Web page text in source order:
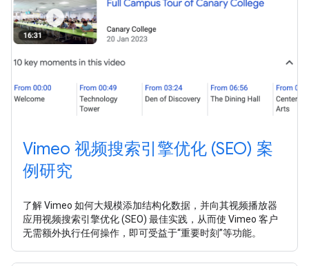
Vimeo 视频搜索引擎优化 (SEO) 案
例研究
了解 Vimeo 如何大规模添加结构化数据，并向其视频播放器
应用视频搜索引擎优化 (SEO) 最佳实践，从而使 Vimeo 客户
无需额外执行任何操作，即可受益于“重要时刻”等功能。